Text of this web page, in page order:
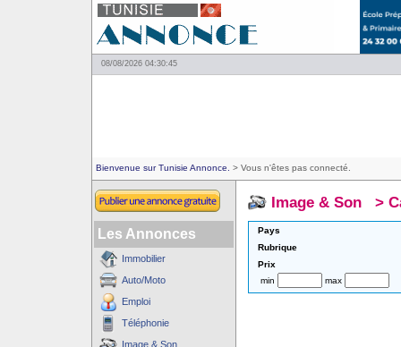
08/08/2026 04:30:45
Bienvenue sur Tunisie Annonce. > Vous n'êtes pas connecté.
Les Annonces
Immobilier
Auto/Moto
Emploi
Téléphonie
Image & Son
Image & Son >
Pays
Rubrique
Prix
min
max